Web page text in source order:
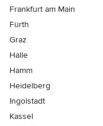
Frankfurt am Main
Fürth
Graz
Halle
Hamm
Heidelberg
Ingolstadt
Kassel